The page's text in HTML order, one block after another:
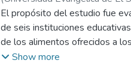
El propósito del estudio fue
de seis instituciones
de los alimentos ofrecidos a
estudiantes. La investigación
Show more